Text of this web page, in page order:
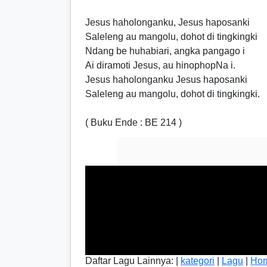
Jesus haholonganku, Jesus haposanki
Saleleng au mangolu, dohot di tingkingki
Ndang be huhabiari, angka pangago i
Ai diramoti Jesus, au hinophopNa i.
Jesus haholonganku Jesus haposanki
Saleleng au mangolu, dohot di tingkingki.
( Buku Ende : BE 214 )
Daftar Lagu Lainnya: | kategori Lagu